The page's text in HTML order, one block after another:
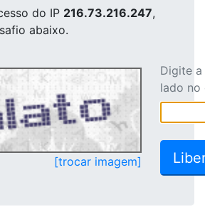
do IP 216.73.216.247,
abaixo.
[trocar imagem]
Digite
lado no